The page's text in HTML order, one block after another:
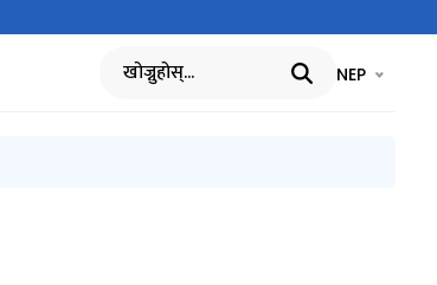
खोज्नुहोस् भाषा चयन
NEP